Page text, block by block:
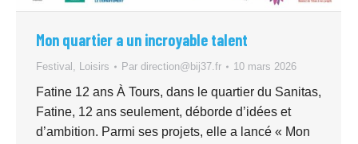
Mon quartier a un incroyable talent
Festival , Loisirs Par direction@bij37.fr 10 mars 2026
Fatine 12 ans À Tours, dans le quartier du Sanitas,
Fatine, 12 ans seulement, déborde d’idées et
d’ambition. Parmi ses projets, elle a lancé « Mon